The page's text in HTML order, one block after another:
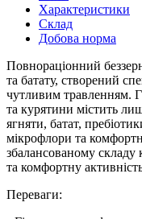
Характеристики
Склад
Добова норма
Повнораціонний
та батату, створений
чутливим травленням.
та курятини містить
ягняти, батат,
мікрофлори та
збалансованому складу
та комфортну
Переваги: